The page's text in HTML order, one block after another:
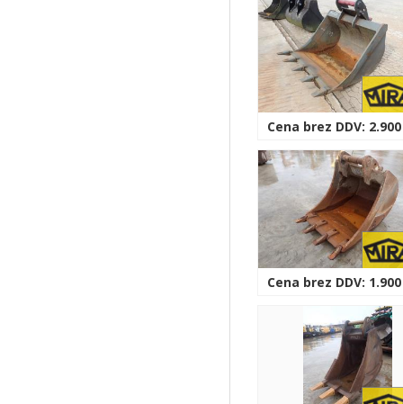
Cena brez DDV: 2.900
Cena brez DDV: 1.900